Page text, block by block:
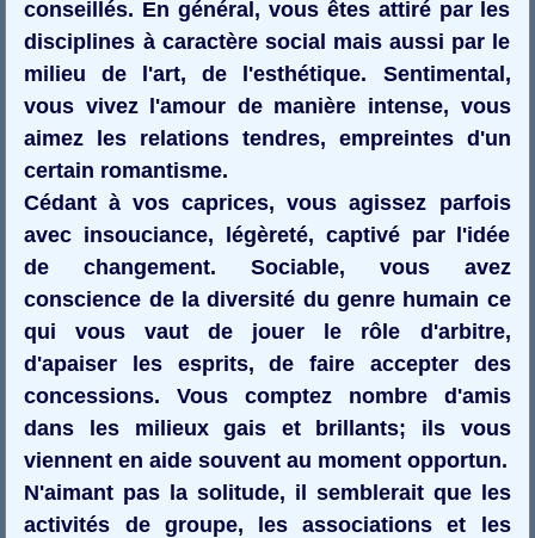
conseillés. En général, vous êtes attiré par les
disciplines à caractère social mais aussi par le
milieu de l'art, de l'esthétique. Sentimental,
vous vivez l'amour de manière intense, vous
aimez les relations tendres, empreintes d'un
certain romantisme.
Cédant à vos caprices, vous agissez parfois
avec insouciance, légèreté, captivé par l'idée
de changement. Sociable, vous avez
conscience de la diversité du genre humain ce
qui vous vaut de jouer le rôle d'arbitre,
d'apaiser les esprits, de faire accepter des
concessions. Vous comptez nombre d'amis
dans les milieux gais et brillants; ils vous
viennent en aide souvent au moment opportun.
N'aimant pas la solitude, il semblerait que les
activités de groupe, les associations et les